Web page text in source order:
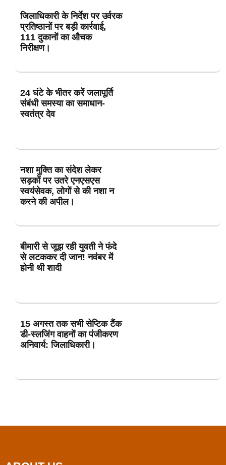
जिलाधिकारी के निर्देश पर उर्वरक
प्रतिष्ठानों पर बड़ी कार्रवाई,
111 दुकानों का औचक
निरीक्षण।
24 घंटे के भीतर करें जलापूर्ति
संबंधी समस्या का समाधान-
स्वतंत्र देव
नशा मुक्ति का संदेश लेकर
सड़कों पर उतरे एनएसएस
स्वयंसेवक, लोगों से की नशा न
करने की अपील।
बीमारी से जूझ रही युवती ने फंदे
से लटककर दी जान! नवंबर में
होनी थी शादी
15 अगस्त तक सभी सेप्टिक टैंक
डी-स्लजिंग वाहनों का पंजीकरण
अनिवार्य: जिलाधिकारी।